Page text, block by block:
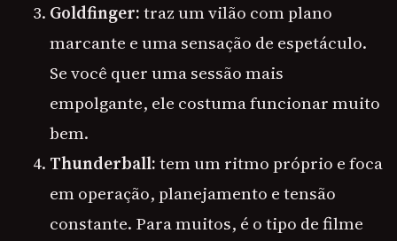
Goldfinger:traz um vilão com plano
marcante e uma sensação de espetáculo.
Se você quer uma sessão mais
empolgante, ele costuma funcionar muito
bem.
Thunderball:tem um ritmo próprio e foca
em operação, planejamento e tensão
constante. Para muitos, é o tipo de filme